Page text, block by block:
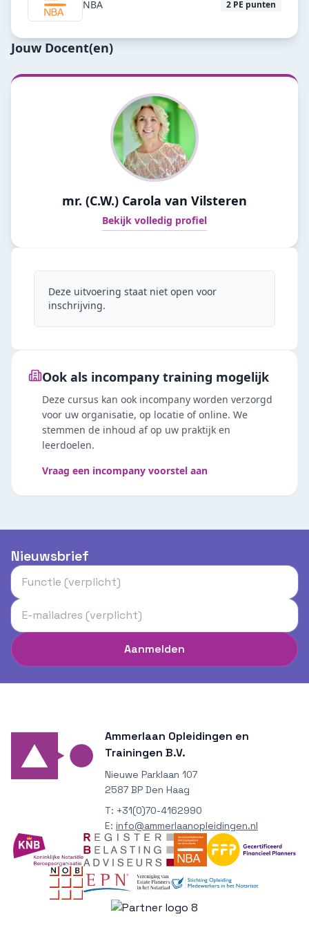
NBA 2 PE punten
Jouw Docent(en)
mr. (C.W.) Carola van Vilsteren
Bekijk volledig profiel
Deze uitvoering staat niet open voor
inschrijving.
Ook als incompany training mogelijk
Deze cursus kan ook incompany worden verzorgd
voor uw organisatie, op locatie of online. We
stemmen de inhoud af op uw praktijk en
leerdoelen.
Vraag een incompany voorstel aan
Nieuwsbrief
Aanmelden
Ammerlaan Opleidingen en
Trainingen B.V.
Nieuwe Parklaan 107
2587 BP Den Haag
T: +31(0)70-4162990
E: info@ammerlaanopleidingen.nl